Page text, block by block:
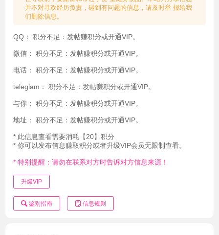
并不对寻欢经历负责，碰到有问题的信息，请及时举 报给我
们删除信息。
QQ： 积分不足：发帖赚积分或开通VIP。
微信： 积分不足：发帖赚积分或开通VIP。
电话： 积分不足：发帖赚积分或开通VIP。
teleglam： 积分不足：发帖赚积分或开通VIP。
与你： 积分不足：发帖赚积分或开通VIP。
地址： 积分不足：发帖赚积分或开通VIP。
* 此信息查看需要消耗【20】积分
* 你可以发布信息赚取积分或者升级VIP会员无限制查看。
* 特别提醒：请勿在联系对方时告诉对方信息来源！
升级VIP
鉴别指南 信息规则